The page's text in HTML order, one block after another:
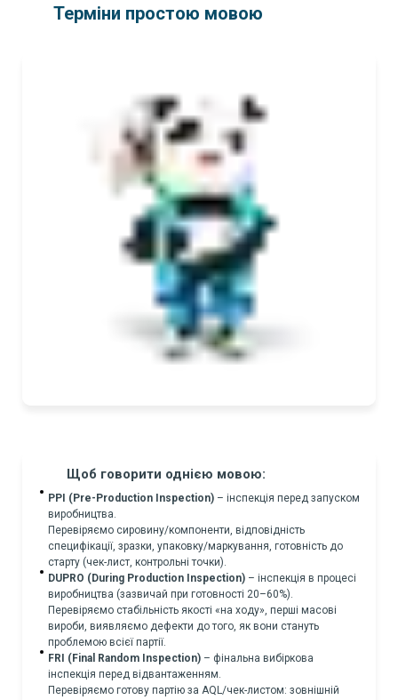
Терміни простою мовою
Щоб говорити однією мовою:
PPI (Pre-Production Inspection) – інспекція перед запуском
виробництва.
Перевіряємо сировину/компоненти, відповідність
специфікації, зразки, упаковку/маркування, готовність до
старту (чек-лист, контрольні точки).
DUPRO (During Production Inspection) – інспекція в процесі
виробництва (зазвичай при готовності 20–60%).
Перевіряємо стабільність якості «на ходу», перші масові
вироби, виявляємо дефекти до того, як вони стануть
проблемою всієї партії.
FRI (Final Random Inspection) – фінальна вибіркова
інспекція перед відвантаженням.
Перевіряємо готову партію за AQL/чек-листом: зовнішній